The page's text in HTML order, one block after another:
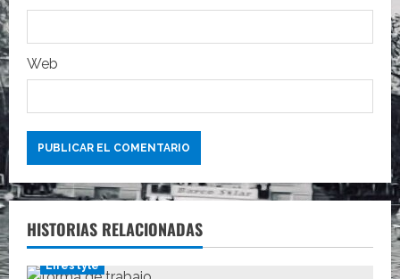
d
a
s
Web
HISTORIAS RELACIONADAS
Lifestyle